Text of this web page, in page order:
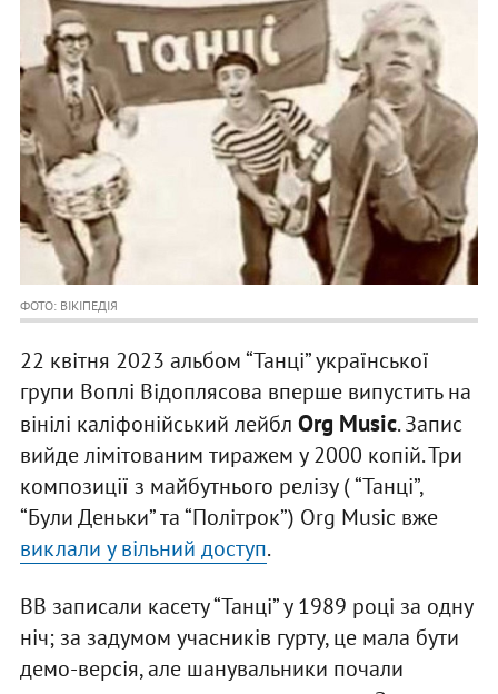
ФОТО: ВІКІПЕДІЯ
22 квітня 2023 альбом “Танці” української
групи Воплі Відоплясова вперше випустить на
вінілі каліфонійський лейбл Org Music. Запис
вийде лімітованим тиражем у 2000 копій. Три
композиції з майбутнього релізу ( “Танці”,
“Були Деньки” та “Політрок”) Org Music вже
виклали у вільний доступ.
ВВ записали касету “Танці” у 1989 році за одну
ніч; за задумом учасників гурту, це мала бути
демо-версія, але шанувальники почали